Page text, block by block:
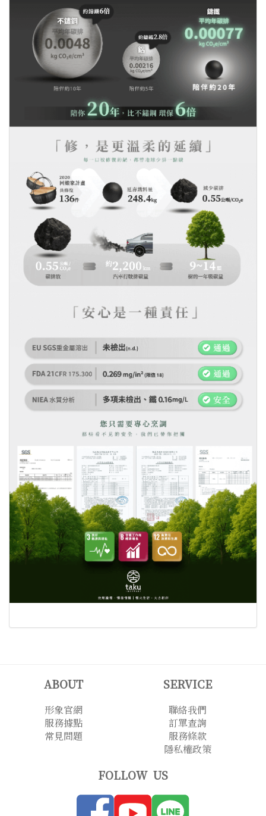
ABOUT SERVICE
形象官網
聯絡我們
服務據點
訂單查詢
常見問題
服務條款
隱私權政策
FOLLOW US